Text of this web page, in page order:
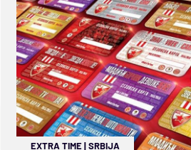
EXTRA TIME|SRBIJA